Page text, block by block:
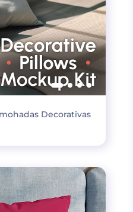
Decorativas